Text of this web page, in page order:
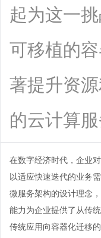
起为这一
可移植的
著提升资
的云计算
在数字经济时代，企业
以适应快速迭代的业务
微服务架构的设计理念
能力为企业提供了从传
传统应用向容器化迁移